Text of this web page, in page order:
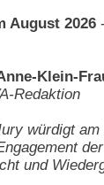
August 2026 -
Klein-
Redaktion
würdigt
und